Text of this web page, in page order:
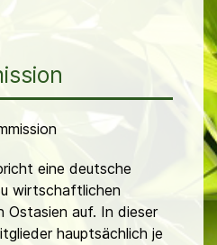
eine deutsche
wirtschaftlichen
Ostasien auf. In dieser
hauptsächlich je